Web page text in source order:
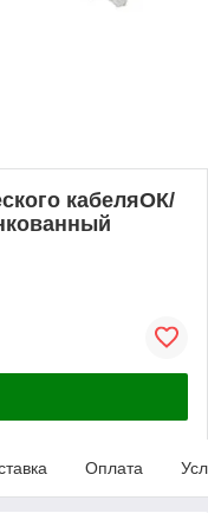
кабеляОК/
Оплата